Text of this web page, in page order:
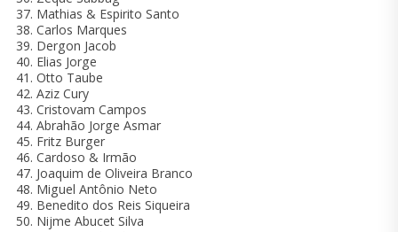
Mathias & Espirito Santo
Carlos Marques
Dergon Jacob
Elias Jorge
Otto Taube
Aziz Cury
Cristovam Campos
Abrahão Jorge Asmar
Fritz Burger
Cardoso & Irmão
Joaquim de Oliveira Branco
Miguel Antônio Neto
Benedito dos Reis Siqueira
Nijme Abucet Silva